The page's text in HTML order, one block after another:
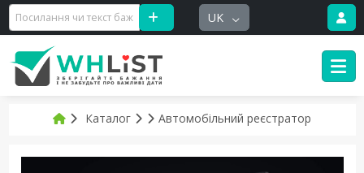
UK
Каталог Автомобільний реєстратор